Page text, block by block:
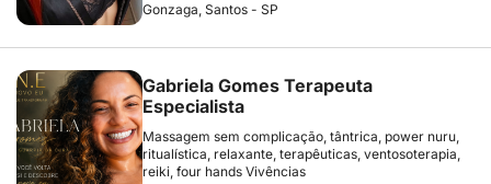
Gonzaga, Santos - SP
Gabriela Gomes Terapeuta
Especialista
Massagem sem complicação, tântrica, power nuru,
ritualística, relaxante, terapêuticas, ventosoterapia,
reiki, four hands Vivências